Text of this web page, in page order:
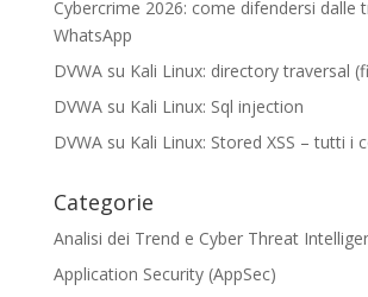
Cybercrime 2026: come difendersi dalle
WhatsApp
DVWA su Kali Linux: directory traversal
DVWA su Kali Linux: Sql injection
DVWA su Kali Linux: Stored XSS – tutti i
Categorie
Analisi dei Trend e Cyber Threat
Application Security (AppSec)